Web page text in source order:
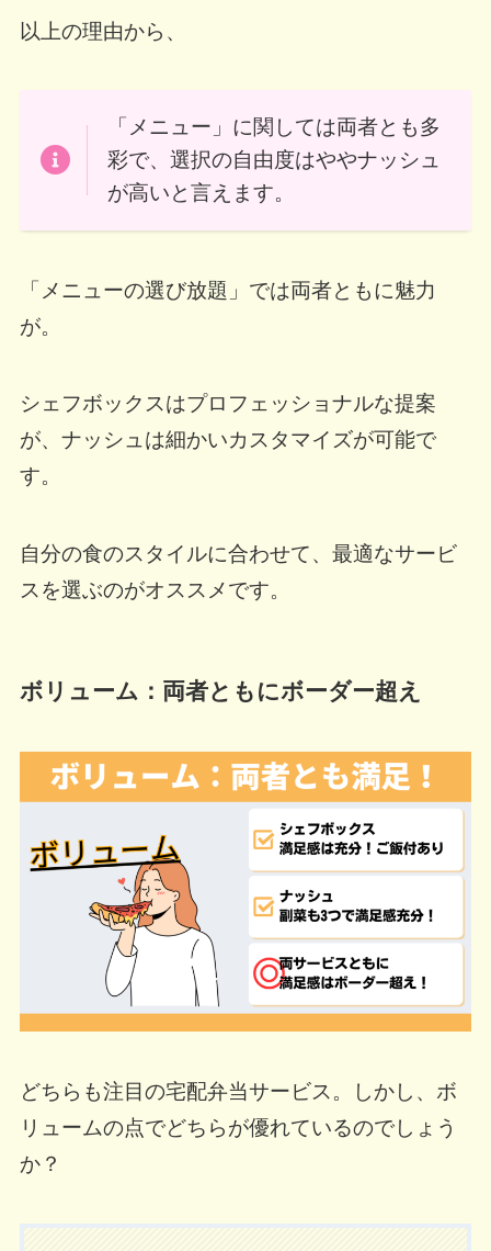
以上の理由から、
「メニュー」に関しては両者とも多
彩で、選択の自由度はややナッシュ
が高いと言えます。
「メニューの選び放題」では両者ともに魅力
が。
シェフボックスはプロフェッショナルな提案
が、ナッシュは細かいカスタマイズが可能で
す。
自分の食のスタイルに合わせて、最適なサービ
スを選ぶのがオススメです。
ボリューム：両者ともにボーダー超え
どちらも注目の宅配弁当サービス。しかし、ボ
リュームの点でどちらが優れているのでしょう
か？